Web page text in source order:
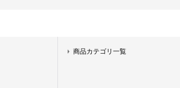
商品カテゴリ一覧